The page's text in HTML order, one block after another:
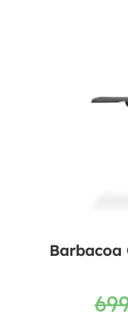
Barbacoa